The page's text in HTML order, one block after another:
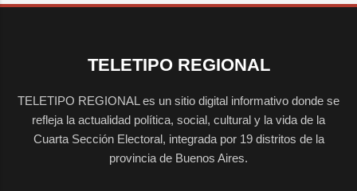
TELETIPO REGIONAL
TELETIPO REGIONAL es un sitio digital informativo donde se
refleja la actualidad política, social, cultural y la vida de la
Cuarta Sección Electoral, integrada por 19 distritos de la
provincia de Buenos Aires.